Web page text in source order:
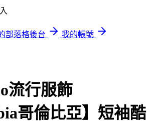
部落格後台
我的帳號
流行服飾
哥倫比亞】短袖酷